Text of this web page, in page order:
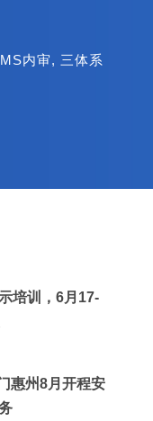
内审, 三体系
培训，6月17-
惠州8月开程安